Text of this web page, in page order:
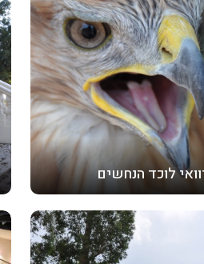
לוכד הנחשים